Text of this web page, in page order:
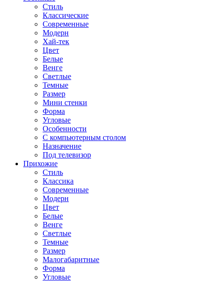
Стиль
Классические
Современные
Модерн
Хай-тек
Цвет
Белые
Венге
Светлые
Темные
Размер
Мини стенки
Форма
Угловые
Особенности
С компьютерным столом
Назначение
Под телевизор
Прихожие
Стиль
Классика
Современные
Модерн
Цвет
Белые
Венге
Светлые
Темные
Размер
Малогабаритные
Форма
Угловые